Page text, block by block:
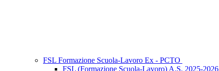
FSL Formazione Scuola-Lavoro Ex - PCTO
FSL (Formazione Scuola-Lavoro) A.S. 2025-2026